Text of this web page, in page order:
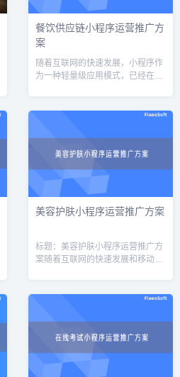
餐饮供应链小程序运营推广方
案
随着互联网的快速发展，小程序作
为一种轻量级应用模式，已经在各
种创新的运营方式，可以帮助餐饮
美容护肤小程序运营推广方案
标题：美容护肤小程序运营推广方
案随着互联网的快速发展和移动设
分。为了有效促进美容护肤小程序